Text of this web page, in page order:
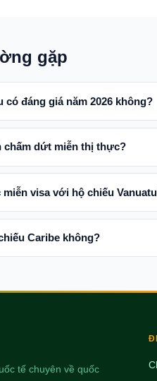
gặp
có đáng giá năm 2026 không?
chấm dứt miễn thị thực?
visa với hộ chiếu
Caribe không?
tế chuyên về quốc